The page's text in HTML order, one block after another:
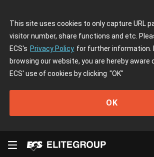
This site uses cookies to only capture URL
visitor number, share functions and etc.
ECS's Privacy Policy for further information.
browsing our website, you are hereby aware
ECS' use of cookies by clicking "OK"
OK